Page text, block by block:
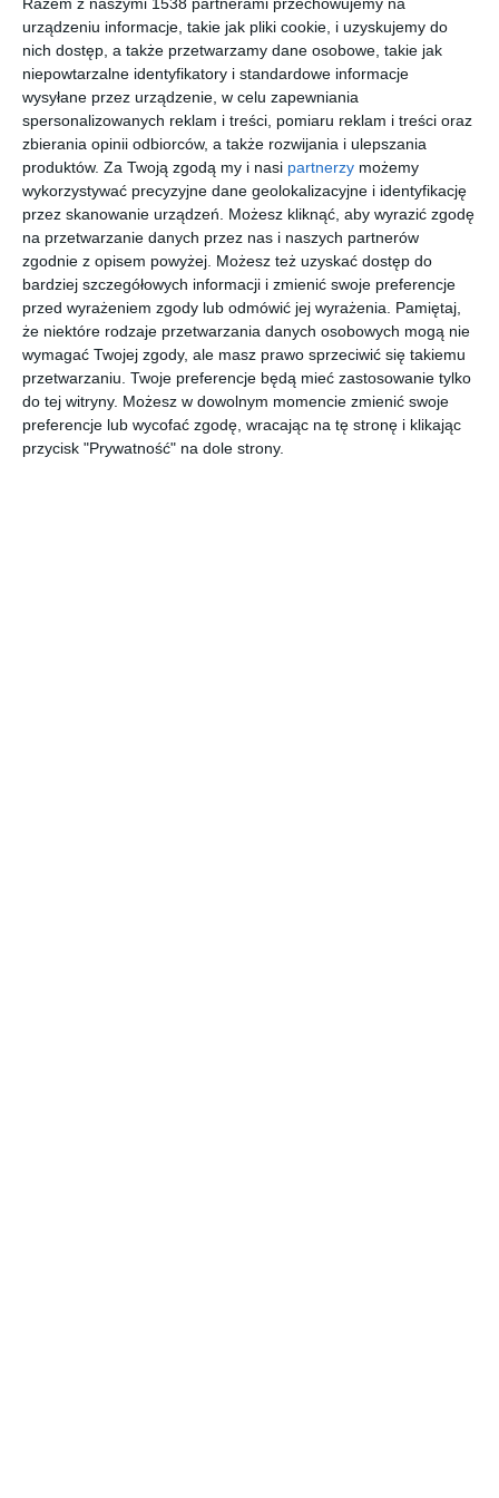
Razem z naszymi 1538 partnerami przechowujemy na
urządzeniu informacje, takie jak pliki cookie, i uzyskujemy do
nich dostęp, a także przetwarzamy dane osobowe, takie jak
niepowtarzalne identyfikatory i standardowe informacje
wysyłane przez urządzenie, w celu zapewniania
spersonalizowanych reklam i treści, pomiaru reklam i treści oraz
zbierania opinii odbiorców, a także rozwijania i ulepszania
produktów. Za Twoją zgodą my i nasi partnerzy możemy
wykorzystywać precyzyjne dane geolokalizacyjne i identyfikację
przez skanowanie urządzeń. Możesz kliknąć, aby wyrazić zgodę
na przetwarzanie danych przez nas i naszych partnerów
zgodnie z opisem powyżej. Możesz też uzyskać dostęp do
bardziej szczegółowych informacji i zmienić swoje preferencje
przed wyrażeniem zgody lub odmówić jej wyrażenia. Pamiętaj,
że niektóre rodzaje przetwarzania danych osobowych mogą nie
wymagać Twojej zgody, ale masz prawo sprzeciwić się takiemu
przetwarzaniu. Twoje preferencje będą mieć zastosowanie tylko
do tej witryny. Możesz w dowolnym momencie zmienić swoje
preferencje lub wycofać zgodę, wracając na tę stronę i klikając
przycisk "Prywatność" na dole strony.
160-metrowy
apartament na
Mokotowie autorstwa
Loft Factory
Dodaj do ulubionych
Sypialnia z tapetą
Paradis
Tapeta Chaler w
salonie
Dodaj do ulubionych
Murale